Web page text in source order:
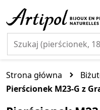
Strona główna
Pierścionek M23-G z